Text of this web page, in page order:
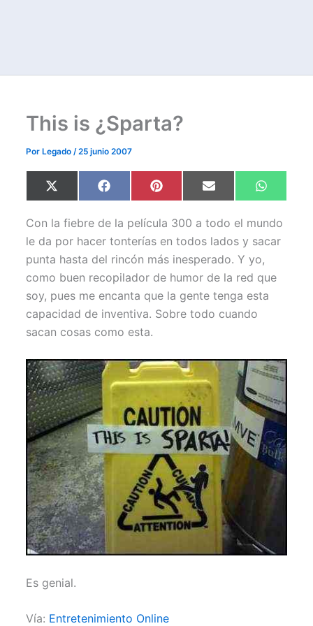
This is ¿Sparta?
Por Legado/25 junio 2007
Compartir
en
X
(
w
i
t
t
e
)
Compartir
en
F
a
e
b
o
o
k
Compartir
en
P
i
t
e
r
e
s
Compartir
en
E
m
i
l
en
W
h
t
s
A
p
Con la fiebre de la película 300 a todo el mundo
le da por hacer tonterías en todos lados y sacar
punta hasta del rincón más inesperado. Y yo,
como buen recopilador de humor de la red que
soy, pues me encanta que la gente tenga esta
capacidad de inventiva. Sobre todo cuando
sacan cosas como esta.
Es genial.
Vía: Entretenimiento Online